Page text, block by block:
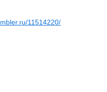
11514220/